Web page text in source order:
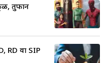
तुफान
RD वा SIP